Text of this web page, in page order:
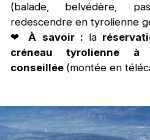
(balade, belvédère,
redescendre en tyrolienne
❤À savoir : la
créneau tyrolienne à
conseillée (montée en